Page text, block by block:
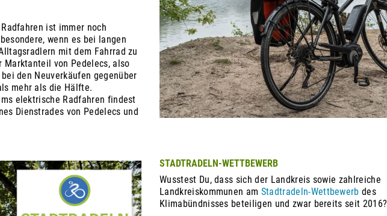
ist immer noch
wenn es bei langen
mit dem Fahrrad zu
Marktanteil von Pedelecs, also
den Neuverkäufen gegenüber
mehr als die Hälfte.
elektrische Radfahren findest
Dienstrades von Pedelecs und
STADTRADELN-WETTBEWERB
Wusstest Du, dass sich der Landkreis sowie zahlreiche
Landkreiskommunen am Stadtradeln-Wettbewerb des
Klimabündnisses beteiligen und zwar bereits seit 2016?